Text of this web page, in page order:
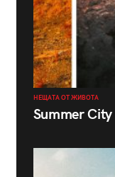
НЕЩАТА ОТ ЖИВОТА
Summer